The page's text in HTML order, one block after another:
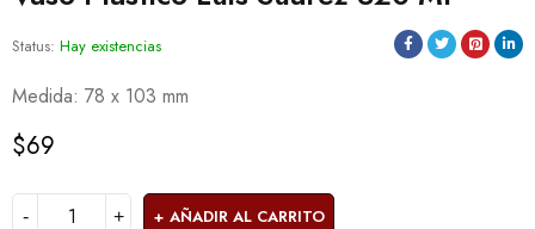
Status: Hay existencias
Medida: 78 x 103 mm
$69
AÑADIR AL CARRITO